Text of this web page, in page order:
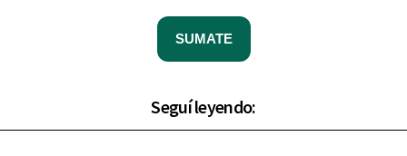
SUMATE
Seguí leyendo: